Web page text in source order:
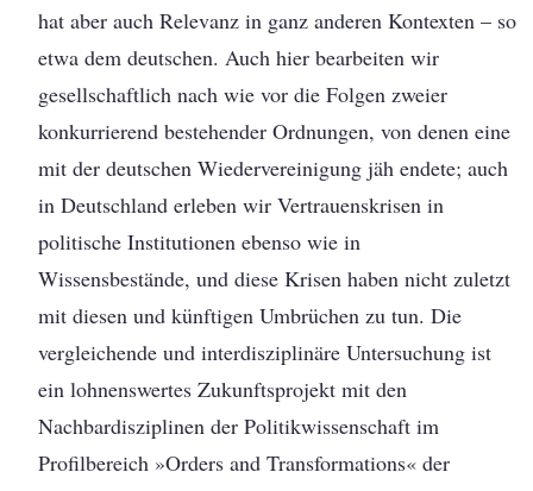
hat aber auch Relevanz in ganz anderen Kontexten – so
etwa dem deutschen. Auch hier bearbeiten wir
gesellschaftlich nach wie vor die Folgen zweier
konkurrierend bestehender Ordnungen, von denen eine
mit der deutschen Wiedervereinigung jäh endete; auch
in Deutschland erleben wir Vertrauenskrisen in
politische Institutionen ebenso wie in
Wissensbestände, und diese Krisen haben nicht zuletzt
mit diesen und künftigen Umbrüchen zu tun. Die
vergleichende und interdisziplinäre Untersuchung ist
ein lohnenswertes Zukunftsprojekt mit den
Nachbardisziplinen der Politikwissenschaft im
Profilbereich »Orders and Transformations« der